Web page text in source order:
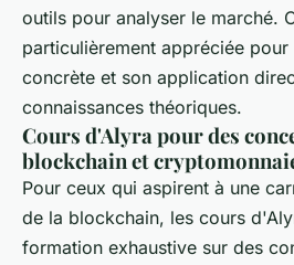
outils pour analyser le marché.
particulièrement appréciée
concrète et son application
connaissances théoriques.
Cours d'Alyra pour des
blockchain et
Pour ceux qui aspirent à une
de la blockchain, les cours
formation exhaustive sur des